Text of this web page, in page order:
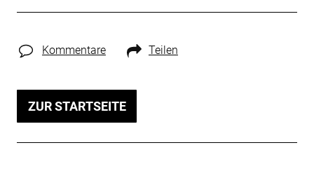
Kommentare Teilen
ZUR STARTSEITE